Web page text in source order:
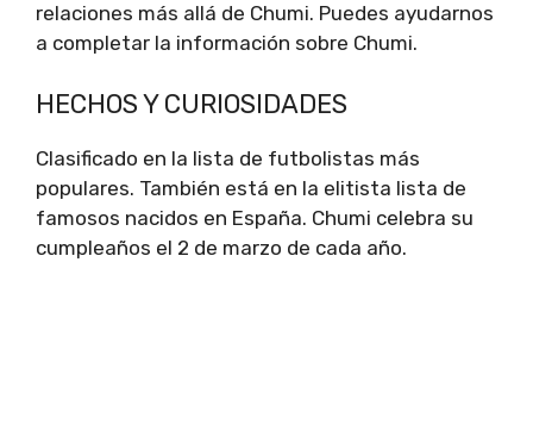
relaciones más allá de Chumi. Puedes ayudarnos
a completar la información sobre Chumi.
HECHOS Y CURIOSIDADES
Clasificado en la lista de futbolistas más
populares. También está en la elitista lista de
famosos nacidos en España. Chumi celebra su
cumpleaños el 2 de marzo de cada año.